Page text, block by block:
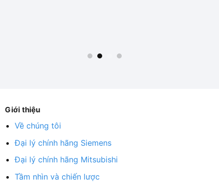
Giới thiệu
Về chúng tôi
Đại lý chính hãng Siemens
Đại lý chính hãng Mitsubishi
Tầm nhìn và chiến lược